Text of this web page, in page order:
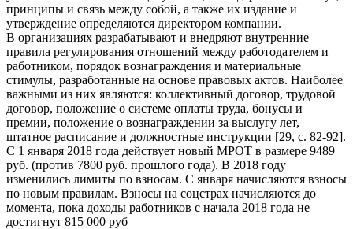
принципы и связь между собой, а также их издание и
утверждение определяются директором компании.
В организациях разрабатывают и внедряют внутренние
правила регулирования отношений между работодателем и
работником, порядок вознаграждения и материальные
стимулы, разработанные на основе правовых актов. Наиболее
важными из них являются: коллективный договор, трудовой
договор, положение о системе оплаты труда, бонусы и
премии, положение о вознаграждении за выслугу лет,
штатное расписание и должностные инструкции [29, с. 82-92].
С 1 января 2018 года действует новый МРОТ в размере 9489
руб. (против 7800 руб. прошлого года). В 2018 году
изменились лимиты по взносам. С января начисляются взносы
по новым правилам. Взносы на соцстрах начисляются до
момента, пока доходы работников с начала 2018 года не
достигнут 815 000 руб